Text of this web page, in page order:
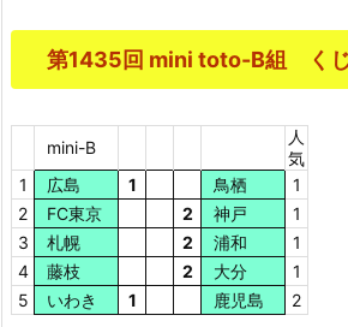
第1435回 mini toto-B組 くじ
mini-B
人
気
1
広島 1 鳥栖
1
2
FC東京 2 神戸
1
3
札幌 2 浦和
1
4
藤枝 2 大分
1
5
いわき 1 鹿児島 2